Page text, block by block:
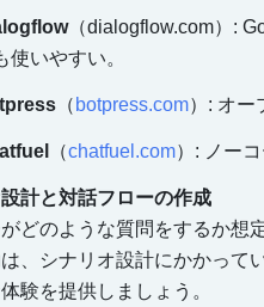
（dialogflow.com）:
使いやすい。
（ botpress.com）: オー
（chatfuel.com）: ノー
計と対話フローの作成
どのような質問をするか想
は、シナリオ設計にかかって
験を提供しましょう。